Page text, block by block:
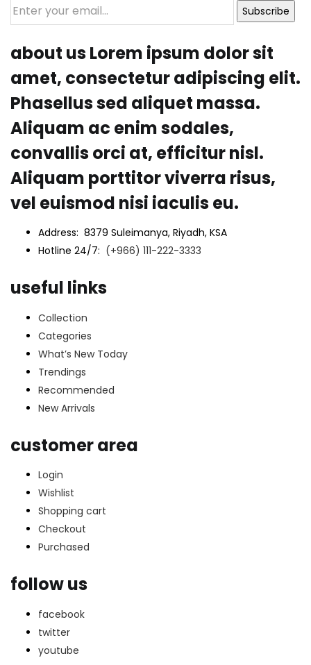
Subscribe
about us Lorem ipsum dolor sit
amet, consectetur adipiscing elit.
Phasellus sed aliquet massa.
Aliquam ac enim sodales,
convallis orci at, efficitur nisl.
Aliquam porttitor viverra risus,
vel euismod nisi iaculis eu.
Address: 8379 Suleimanya, Riyadh, KSA
Hotline 24/7: (+966) 111-222-3333
useful links
Collection
Categories
What’s New Today
Trendings
Recommended
New Arrivals
customer area
Login
Wishlist
Shopping cart
Checkout
Purchased
follow us
facebook
twitter
youtube